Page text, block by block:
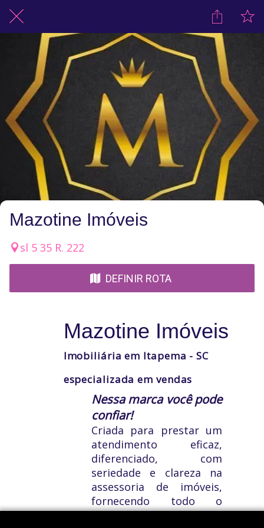
Mazotine Imóveis
sl 5 35 R. 222
DEFINIR ROTA
Mazotine Imóveis
Imobiliária em Itapema - SC
especializada em vendas
Nessa marca você pode
confiar!
Criada para prestar um
atendimento eficaz,
diferenciado, com
seriedade e clareza na
assessoria de imóveis,
fornecendo todo o
suporte necessário para